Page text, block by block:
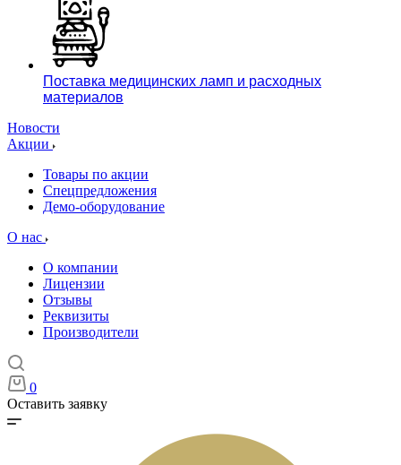
Поставка медицинских ламп и расходных
материалов
Новости
Акции
Товары по акции
Спецпредложения
Демо-оборудование
О нас
О компании
Лицензии
Отзывы
Реквизиты
Производители
0
Оставить заявку